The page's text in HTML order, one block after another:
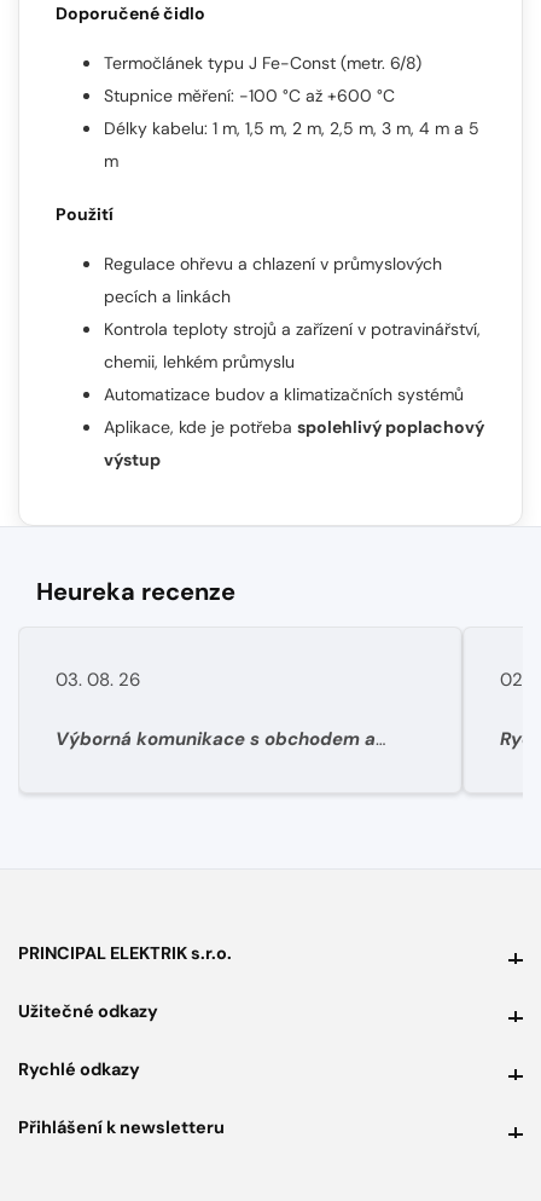
Doporučené čidlo
Termočlánek typu J Fe-Const (metr. 6/8)
Stupnice měření: -100 °C až +600 °C
Délky kabelu: 1 m, 1,5 m, 2 m, 2,5 m, 3 m, 4 m a 5
m
Použití
Regulace ohřevu a chlazení v průmyslových
pecích a linkách
Kontrola teploty strojů a zařízení v potravinářství,
chemii, lehkém průmyslu
Automatizace budov a klimatizačních systémů
Aplikace, kde je potřeba spolehlivý poplachový
výstup
Heureka recenze
03. 08. 26
Výborná komunikace s obchodem a
02.
PRINCIPAL ELEKTRIK s.r.o.PRINCIPAL ELEKTRIK s.r.o.
Užitečné odkazy
Rychlé odkazy
Přihlášení k newsletteruPřihlášení k newsletteru